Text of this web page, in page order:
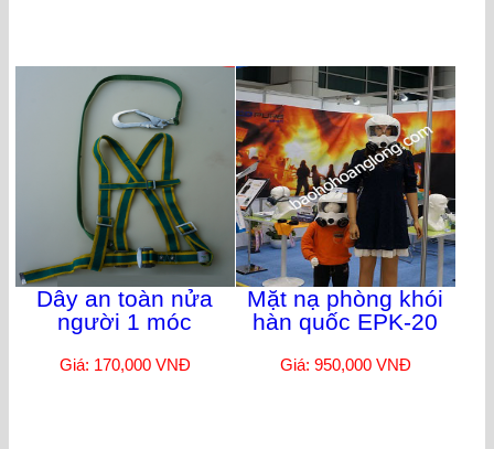
Dây an toàn nửa
người 1 móc
Giá: 170,000 VNĐ
Mặt nạ phòng khói
hàn quốc EPK-20
Giá: 950,000 VNĐ